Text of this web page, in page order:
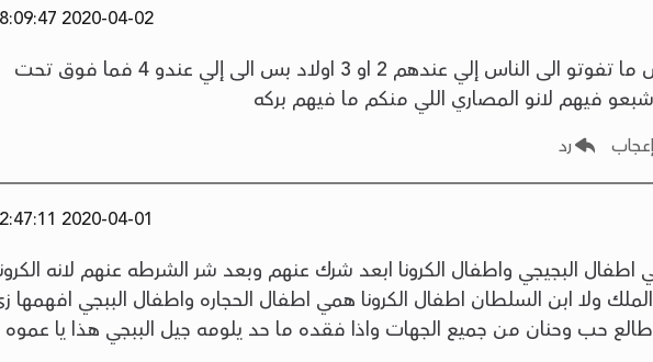
2020-04-02 08:09:47
او انت معطي ليش ما تفوتو الى الناس إلي عندهم 2 او 3 اولاد بس الى إلي عندو 4 فما فوق تحت
فيهم لانو المصاري اللي منكم ما فيهم بركه
إعجاب رد
2020-04-01 22:47:11
اطفال البجيجي واطفال الكرونا ابعد شرك عنهم وبعد شر الشرطه عنهم لانه
ولا ابن السلطان اطفال الكرونا همي اطفال الحجاره واطفال الببجي افهمها
حب وحنان من جميع الجهات واذا فقده ما حد يلومه جيل الببجي هذا يا عموه